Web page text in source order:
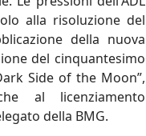
alla risoluzione del
della nuova
del cinquantesimo
Side of the Moon”,
al licenziamento
della BMG.